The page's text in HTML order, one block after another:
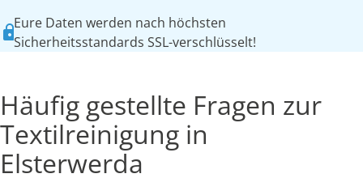
Eure Daten werden nach höchsten
Sicherheitsstandards SSL-verschlüsselt!
Häufig gestellte Fragen zur
Textilreinigung in
Elsterwerda